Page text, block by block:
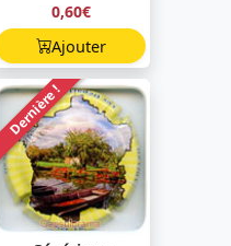
0,60€
Ajouter
Dernière !